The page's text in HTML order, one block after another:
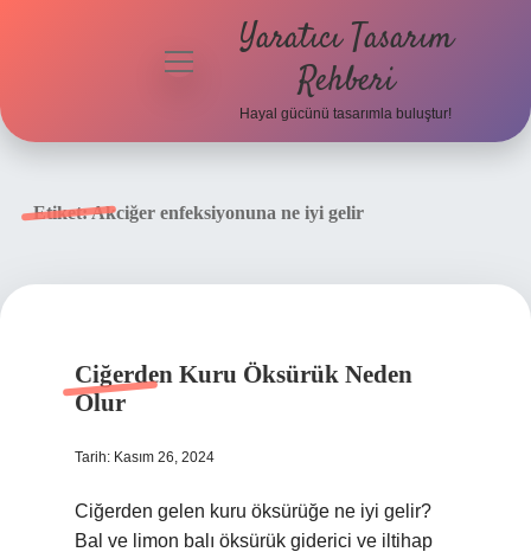
Politikası
menüyü
Yaratıcı Tasarım
Rehberi
Hayal gücünü tasarımla buluştur!
Etiket:Akciğer enfeksiyonuna ne iyi gelir
Ciğerden Kuru Öksürük Neden
Olur
Tarih: Kasım 26, 2024
Ciğerden gelen kuru öksürüğe ne iyi gelir?
Bal ve limon balı öksürük giderici ve iltihap